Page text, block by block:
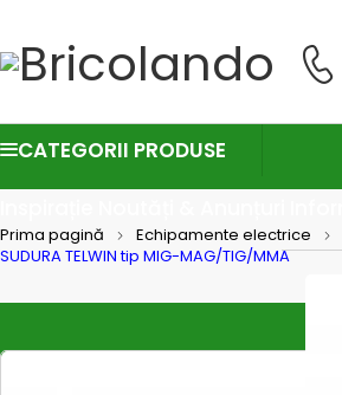
CATEGORII PRODUSE
Prima pagină Echipamente electrice
SUDURA TELWIN tip MIG-MAG/TIG/MMA